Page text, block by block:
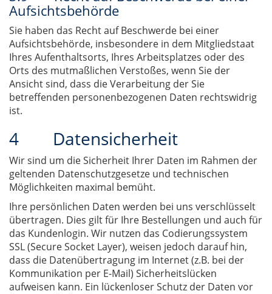
Aufsichtsbehörde
Sie haben das Recht auf Beschwerde bei einer
Aufsichtsbehörde, insbesondere in dem Mitgliedstaat
Ihres Aufenthaltsorts, Ihres Arbeitsplatzes oder des
Orts des mutmaßlichen Verstoßes, wenn Sie der
Ansicht sind, dass die Verarbeitung der Sie
betreffenden personenbezogenen Daten rechtswidrig
ist.
4 Datensicherheit
Wir sind um die Sicherheit Ihrer Daten im Rahmen der
geltenden Datenschutzgesetze und technischen
Möglichkeiten maximal bemüht.
Ihre persönlichen Daten werden bei uns verschlüsselt
übertragen. Dies gilt für Ihre Bestellungen und auch für
das Kundenlogin. Wir nutzen das Codierungssystem
SSL (Secure Socket Layer), weisen jedoch darauf hin,
dass die Datenübertragung im Internet (z.B. bei der
Kommunikation per E-Mail) Sicherheitslücken
aufweisen kann. Ein lückenloser Schutz der Daten vor